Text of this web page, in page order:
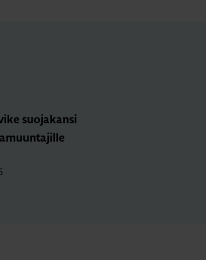
suo­ja­kan­si